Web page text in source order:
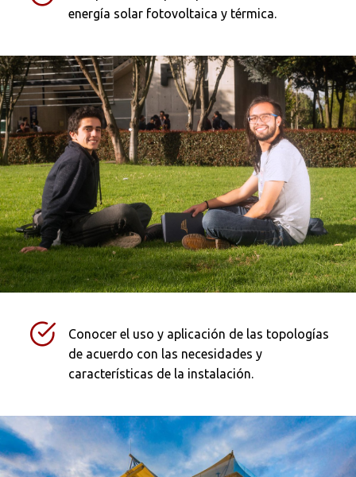
energía solar fotovoltaica y térmica.
Conocer el uso y aplicación de las topologías
de acuerdo con las necesidades y
características de la instalación.
Buscar